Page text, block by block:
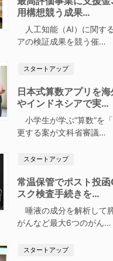
用構想競う成果…
人工知能（AI）に関す
アの検証成果を競う催…
スタートアップ
日本式算数アプリを
やインドネシアで実…
小学生が学ぶ“算数”を
更する案が文科省審議…
スタートアップ
常温保管でポスト投
スク検査手続きを…
唾液の成分を解析して
がんなど最大6つのがん…
スタートアップ